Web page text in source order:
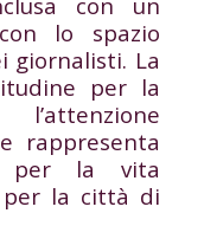
lo spazio
giornalisti. La
per la
rappresenta
per la vita
per la città di